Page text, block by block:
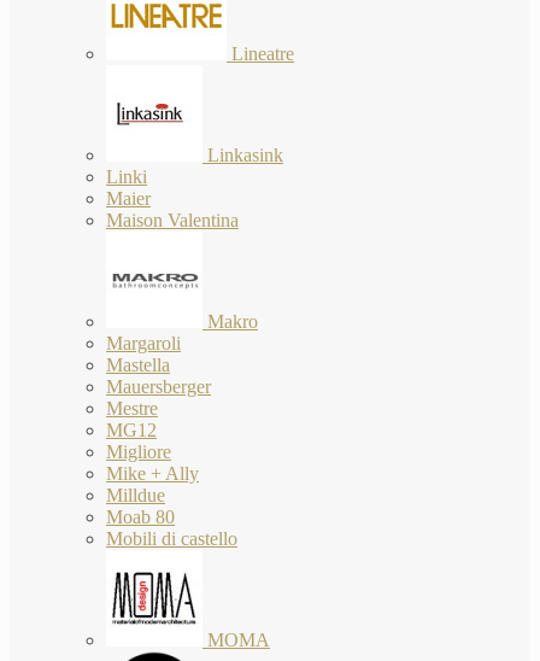
Lineatre
Linkasink
Linki
Maier
Maison Valentina
Makro
Margaroli
Mastella
Mauersberger
Mestre
MG12
Migliore
Mike + Ally
Milldue
Moab 80
Mobili di castello
MOMA